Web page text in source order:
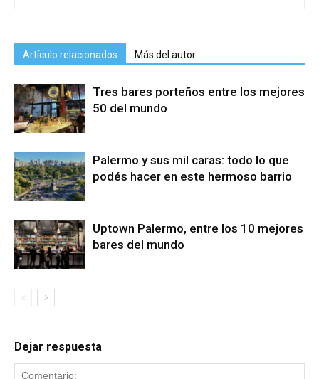
Artículo relacionados Más del autor
Tres bares porteños entre los mejores
50 del mundo
Palermo y sus mil caras: todo lo que
podés hacer en este hermoso barrio
Uptown Palermo, entre los 10 mejores
bares del mundo
Dejar respuesta